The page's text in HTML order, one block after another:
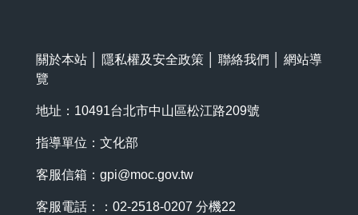
關於本站 隱私權及安全政策 聯絡我們
網站導
覽
地址：10491台北市中山區松江路209號
指導單位：文化部
客服信箱： gpi@moc.gov.tw
客服電話：：02-2518-0207 分機22